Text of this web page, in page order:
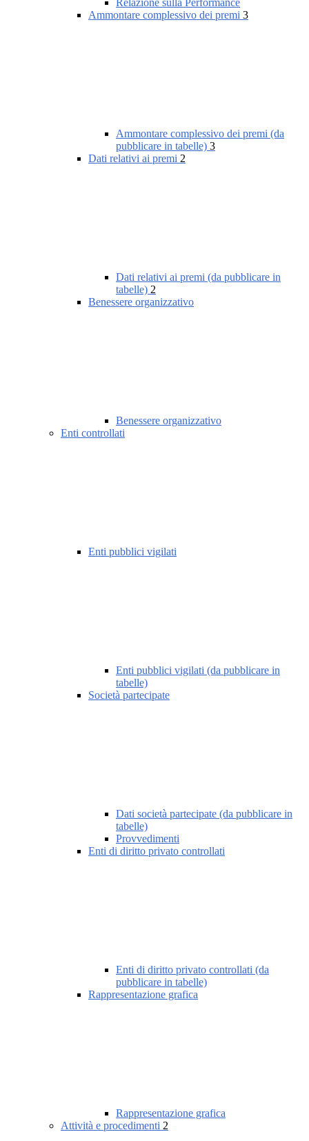
Relazione sulla Performance
Ammontare complessivo dei premi 3
Ammontare complessivo dei premi (da
pubblicare in tabelle) 3
Dati relativi ai premi 2
Dati relativi ai premi (da pubblicare in
tabelle) 2
Benessere organizzativo
Benessere organizzativo
Enti controllati
Enti pubblici vigilati
Enti pubblici vigilati (da pubblicare in
tabelle)
Società partecipate
Dati società partecipate (da pubblicare in
tabelle)
Provvedimenti
Enti di diritto privato controllati
Enti di diritto privato controllati (da
pubblicare in tabelle)
Rappresentazione grafica
Rappresentazione grafica
Attività e procedimenti 2